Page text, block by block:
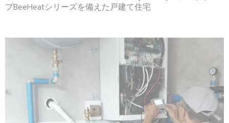
プBeeHeatシリーズを備えた戸建て住宅